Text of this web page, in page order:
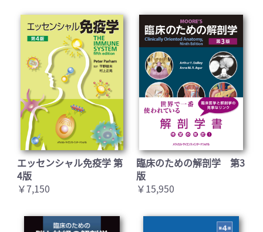
エッセンシャル免疫学 第
4版
￥7,150
臨床のための解剖学 第3
版
￥15,950